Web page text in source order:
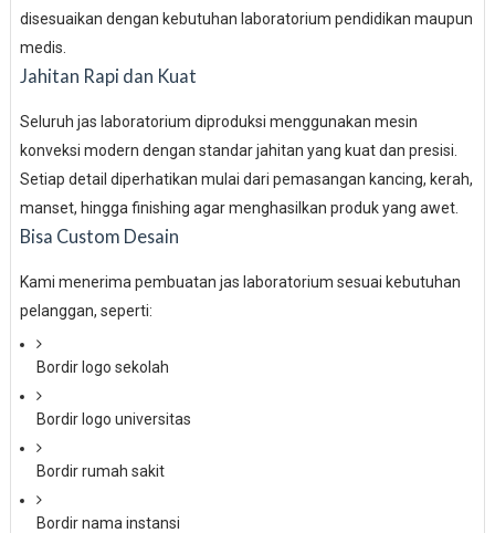
disesuaikan dengan kebutuhan laboratorium pendidikan maupun
medis.
Jahitan Rapi dan Kuat
Seluruh jas laboratorium diproduksi menggunakan mesin
konveksi modern dengan standar jahitan yang kuat dan presisi.
Setiap detail diperhatikan mulai dari pemasangan kancing, kerah,
manset, hingga finishing agar menghasilkan produk yang awet.
Bisa Custom Desain
Kami menerima pembuatan jas laboratorium sesuai kebutuhan
pelanggan, seperti:
Bordir logo sekolah
Bordir logo universitas
Bordir rumah sakit
Bordir nama instansi